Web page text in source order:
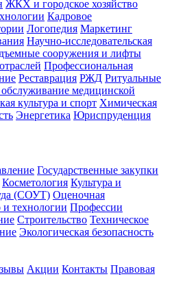
ЖКХ и городское хозяйство
Кадровое
Логопедия Маркетинг
Научно-исследовательская
сооружения и лифты
Профессиональная
Реставрация РЖД Ритуальные
обслуживание медицинской
культура и спорт Химическая
Энергетика Юриспруденция
Государственные закупки
Косметология Культура и
(СОУТ) Оценочная
технологии Профессии
Строительство Техническое
Экологическая безопасность
Акции Контакты Правовая